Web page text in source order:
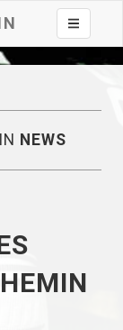
Toggle
NEWS